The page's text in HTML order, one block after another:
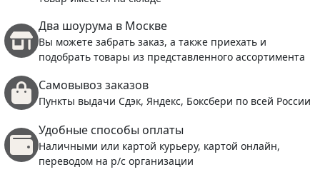
Два шоурума в Москве
Вы можете забрать заказ, а также приехать и
подобрать товары из представленного ассортимента
Самовывоз заказов
Пункты выдачи Сдэк, Яндекс, Боксбери по всей России
Удобные способы оплаты
Наличными или картой курьеру, картой онлайн,
переводом на р/с организации